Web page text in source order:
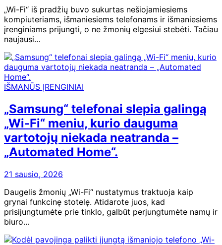
„Wi-Fi“ iš pradžių buvo sukurtas nešiojamiesiems
kompiuteriams, išmaniesiems telefonams ir išmaniesiems
įrenginiams prijungti, o ne žmonių elgesiui stebėti. Tačiau
naujausi…
IŠMANŪS ĮRENGINIAI
„Samsung“ telefonai slepia galingą
„Wi-Fi“ meniu, kurio dauguma
vartotojų niekada neatranda –
„Automated Home“.
21 sausio, 2026
Daugelis žmonių „Wi-Fi“ nustatymus traktuoja kaip
grynai funkcinę stotelę. Atidarote juos, kad
prisijungtumėte prie tinklo, galbūt perjungtumėte namų ir
biuro…